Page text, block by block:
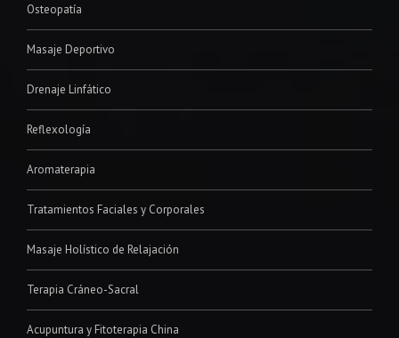
Osteopatía
Masaje Deportivo
Drenaje Linfático
Reflexología
Aromaterapia
Tratamientos Faciales y Corporales
Masaje Holístico de Relajación
Terapia Cráneo-Sacral
Acupuntura y Fitoterapia China